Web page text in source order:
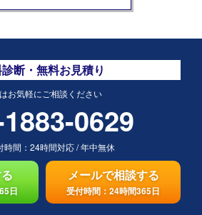
断・無料お見積り
お気軽にご相談ください
0629
時間： 24時間対応/年中無休
日
メールで相談する
受付時間：24時間365日